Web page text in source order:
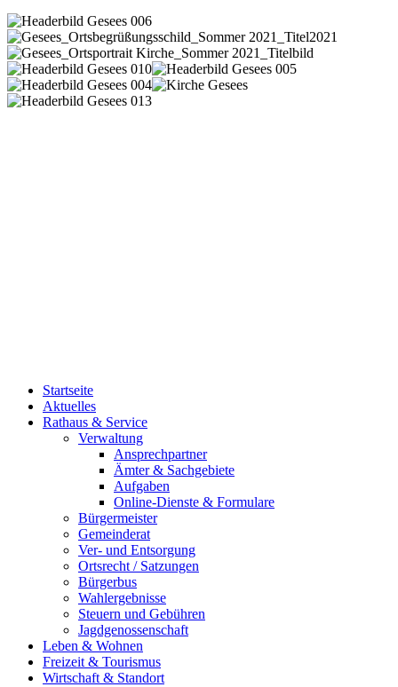
Startseite
Aktuelles
Rathaus & Service
Verwaltung
Ansprechpartner
Ämter & Sachgebiete
Aufgaben
Online-Dienste & Formulare
Bürgermeister
Gemeinderat
Ver- und Entsorgung
Ortsrecht / Satzungen
Bürgerbus
Wahlergebnisse
Steuern und Gebühren
Jagdgenossenschaft
Leben & Wohnen
Freizeit & Tourismus
Wirtschaft & Standort